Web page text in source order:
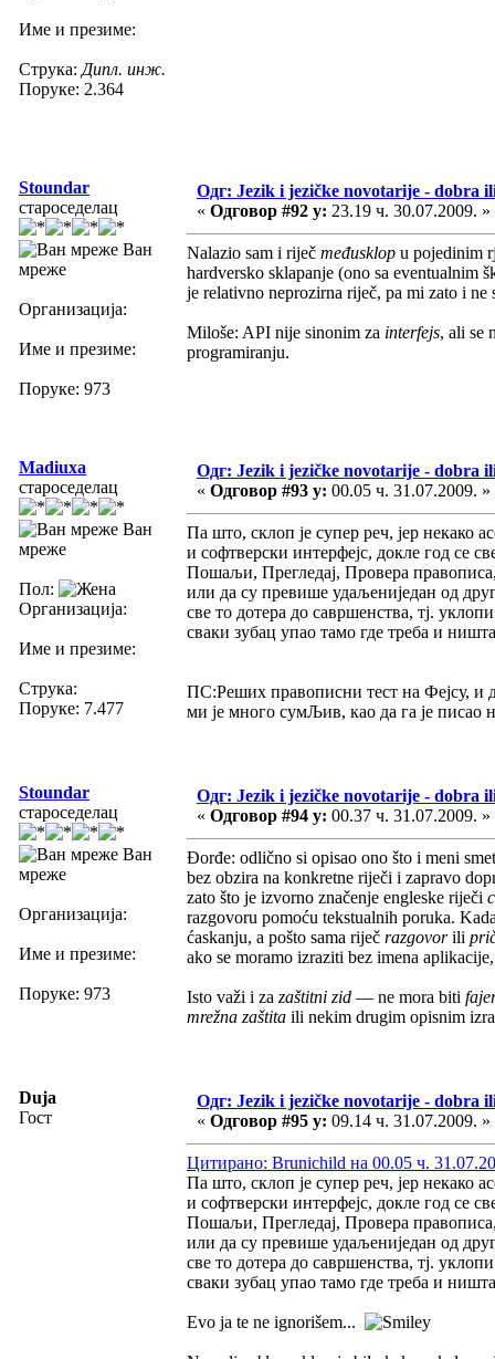
Име и презиме:
Струка: Дипл. инж.
Поруке: 2.364
Stoundar
староседелац
Ван
мреже
Организација:
Име и презиме:
Поруке: 973
Одг: Jezik i jezičke novotarije - dobra
« Одговор #92 у: 23.19 ч. 30.07.2009. »
Nalazio sam i riječ međusklop u pojedinim
hardversko sklapanje (ono sa eventualnim
je relativno neprozirna riječ, pa mi zato i ne
Miloše: API nije sinonim za interfejs, ali se
programiranju.
Madiuxa
староседелац
Ван
мреже
Пол:
Организација:
Име и презиме:
Струка:
Поруке: 7.477
Одг: Jezik i jezičke novotarije - dobra
« Одговор #93 у: 00.05 ч. 31.07.2009. »
Па што, склоп је супер реч, јер некако
и софтверски интерфејс, докле год се
Пошаљи, Прегледај, Провера
или да су превише удаљениједан од
све то дотера до савршенства, тј.
сваки зубац упао тамо где треба и
ПС:Реших правописни тест на Фејсу, и
ми је много сумЉив, као да га је писао
Stoundar
староседелац
Ван
мреже
Организација:
Име и презиме:
Поруке: 973
Одг: Jezik i jezičke novotarije - dobra
« Одговор #94 у: 00.37 ч. 31.07.2009. »
Đorđe: odlično si opisao ono što i meni
bez obzira na konkretne riječi i zapravo
zato što je izvorno značenje engleske riječi
razgovoru pomoću tekstualnih poruka.
ćaskanju, a pošto sama riječ razgovorili
ako se moramo izraziti bez imena
Isto važi i za zaštitni zid — ne mora biti
mrežna zaštita ili nekim drugim opisnim
Duja
Гост
Одг: Jezik i jezičke novotarije - dobra
« Одговор #95 у: 09.14 ч. 31.07.2009. »
Цитирано: Brunichild на 00.05 ч.
Па што, склоп је супер реч, јер некако
и софтверски интерфејс, докле год се
Пошаљи, Прегледај, Провера
или да су превише удаљениједан од
све то дотера до савршенства, тј.
сваки зубац упао тамо где треба и
Evo ja te ne ignorišem...